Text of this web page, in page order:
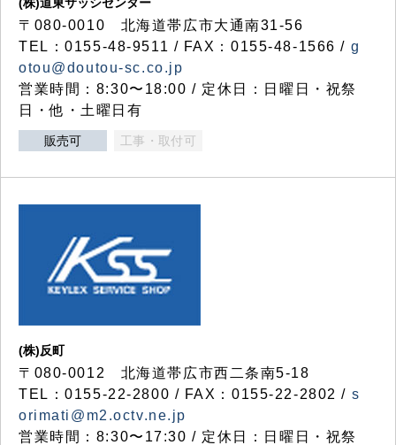
〒080-0010 北海道帯広市大通南31-56
TEL：0155-48-9511 / FAX：0155-48-1566 / g
otou@doutou-sc.co.jp
営業時間：8:30〜18:00 / 定休日：日曜日・祝祭
日・他・土曜日有
販売可 工事・取付可
(株)反町
〒080-0012 北海道帯広市西二条南5-18
TEL：0155-22-2800 / FAX：0155-22-2802 / s
orimati@m2.octv.ne.jp
営業時間：8:30〜17:30 / 定休日：日曜日・祝祭